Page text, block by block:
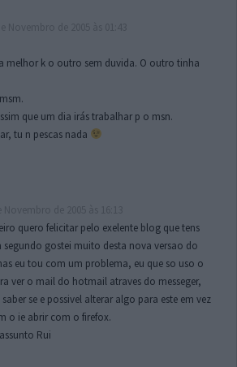
melhor k o outro sem duvida. O outro tinha
que um dia irás trabalhar p o msn.
tu n pescas nada
quero felicitar pelo exelente blog que tens
segundo gostei muito desta nova versao do
eu tou com um problema, eu que so uso o
ver o mail do hotmail atraves do messeger,
se e possivel alterar algo para este em vez
o ie abrir com o firefox.
Rui